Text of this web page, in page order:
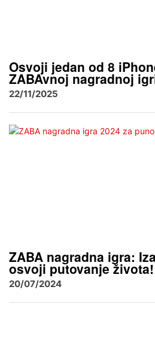
Osvoji jedan od 8
ZABAvnoj nagradnoj
22/11/2025
ZABA nagradna igra:
osvoji putovanje života!
20/07/2024